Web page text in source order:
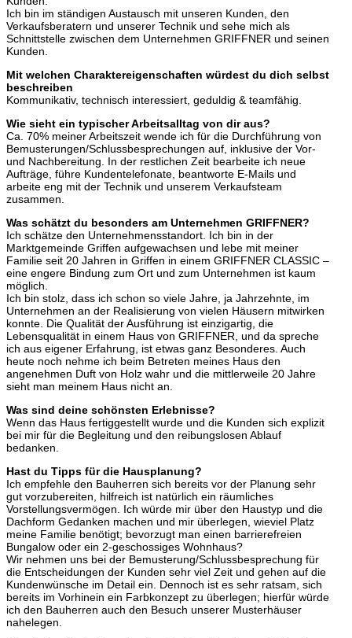
Ich bin im ständigen Austausch mit unseren Kunden, den
Verkaufsberatern und unserer Technik und sehe mich als
Schnittstelle zwischen dem Unternehmen GRIFFNER und seinen
Kunden.
Mit welchen Charaktereigenschaften würdest du dich selbst
beschreiben
Kommunikativ, technisch interessiert, geduldig & teamfähig.
Wie sieht ein typischer Arbeitsalltag von dir aus?
Ca. 70% meiner Arbeitszeit wende ich für die Durchführung von
Bemusterungen/Schlussbesprechungen auf, inklusive der Vor-
und Nachbereitung. In der restlichen Zeit bearbeite ich neue
Aufträge, führe Kundentelefonate, beantworte E-Mails und
arbeite eng mit der Technik und unserem Verkaufsteam
zusammen.
Was schätzt du besonders am Unternehmen GRIFFNER?
Ich schätze den Unternehmensstandort. Ich bin in der
Marktgemeinde Griffen aufgewachsen und lebe mit meiner
Familie seit 20 Jahren in Griffen in einem GRIFFNER CLASSIC –
eine engere Bindung zum Ort und zum Unternehmen ist kaum
möglich.
Ich bin stolz, dass ich schon so viele Jahre, ja Jahrzehnte, im
Unternehmen an der Realisierung von vielen Häusern mitwirken
konnte. Die Qualität der Ausführung ist einzigartig, die
Lebensqualität in einem Haus von GRIFFNER, und da spreche
ich aus eigener Erfahrung, ist etwas ganz Besonderes. Auch
heute noch nehme ich beim Betreten meines Haus den
angenehmen Duft von Holz wahr und die mittlerweile 20 Jahre
sieht man meinem Haus nicht an.
Was sind deine schönsten Erlebnisse?
Wenn das Haus fertiggestellt wurde und die Kunden sich explizit
bei mir für die Begleitung und den reibungslosen Ablauf
bedanken.
Hast du Tipps für die Hausplanung?
Ich empfehle den Bauherren sich bereits vor der Planung sehr
gut vorzubereiten, hilfreich ist natürlich ein räumliches
Vorstellungsvermögen. Ich würde mir über den Haustyp und die
Dachform Gedanken machen und mir überlegen, wieviel Platz
meine Familie benötigt; bevorzugt man einen barrierefreien
Bungalow oder ein 2-geschossiges Wohnhaus?
Wir nehmen uns bei der Bemusterung/Schlussbesprechung für
die Entscheidungen der Kunden sehr viel Zeit und gehen auf die
Kundenwünsche im Detail ein. Dennoch ist es sehr ratsam, sich
bereits im Vorhinein ein Farbkonzept zu überlegen; hierfür würde
ich den Bauherren auch den Besuch unserer Musterhäuser
nahelegen.